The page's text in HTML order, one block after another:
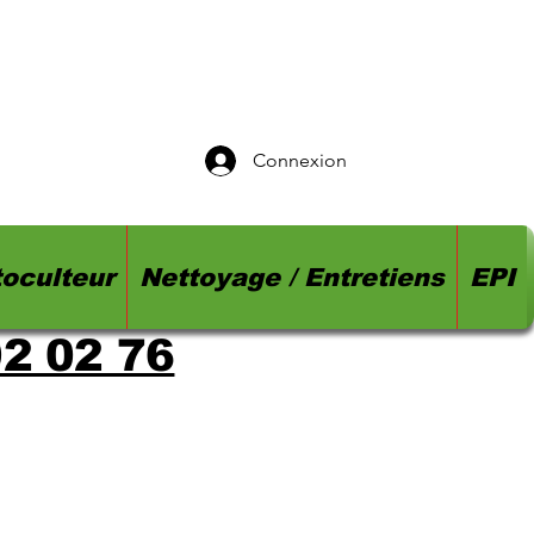
Connexion
Nettoyage / Entretiens EPI
02 76